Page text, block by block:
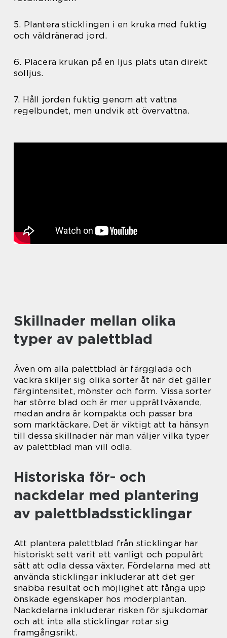
5. Plantera sticklingen i en kruka med fuktig
och väldränerad jord.
6. Placera krukan på en ljus plats utan direkt
solljus.
7. Håll jorden fuktig genom att vattna
regelbundet, men undvik att övervattna.
Skillnader mellan olika
typer av palettblad
Även om alla palettblad är färgglada och
vackra skiljer sig olika sorter åt när det gäller
färgintensitet, mönster och form. Vissa sorter
har större blad och är mer upprättväxande,
medan andra är kompakta och passar bra
som marktäckare. Det är viktigt att ta hänsyn
till dessa skillnader när man väljer vilka typer
av palettblad man vill odla.
Historiska för- och
nackdelar med plantering
av palettbladssticklingar
Att plantera palettblad från sticklingar har
historiskt sett varit ett vanligt och populärt
sätt att odla dessa växter. Fördelarna med att
använda sticklingar inkluderar att det ger
snabba resultat och möjlighet att fånga upp
önskade egenskaper hos moderplantan.
Nackdelarna inkluderar risken för sjukdomar
och att inte alla sticklingar rotar sig
framgångsrikt.